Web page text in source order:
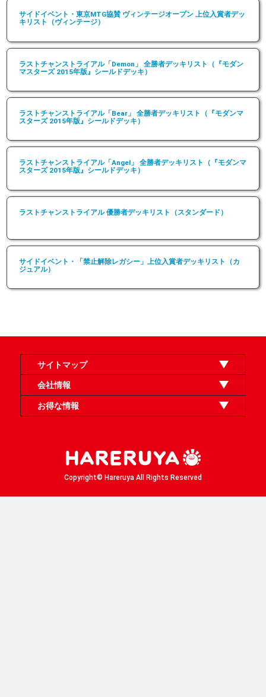
サイドイベント・東京MTG協賛 ヴィンテージオープン 上位入賞者デッ
キリスト（ヴィンテージ）
ラストチャンストライアル「Demon」 全勝者デッキリスト（『モダン
マスターズ 2015年版』シールドデッキ）
ラストチャンストライアル「Bear」 全勝者デッキリスト（『モダンマ
スターズ 2015年版』シールドデッキ）
ラストチャンストライアル「Angel」 全勝者デッキリスト（『モダンマ
スターズ 2015年版』シールドデッキ）
ラストチャンストライアル 優勝者デッキリスト（スタンダード）
サイドイベント・「禁止解除レガシー」上位入賞者デッキリスト（カ
ジュアル）
サイトマップ
オンラインショップ
買取
記事
選手一覧
デッキ検索
デッキ構築
イベント・大会
店舗のご案内
お問い合わせ
ヘルプ
FAQ
会社情報
利用規約
スタッフ募集
特定商取引法表示
個人情報保護方針
企業情報
お得な情報
Copyright© Hareruya All Rights Reserved